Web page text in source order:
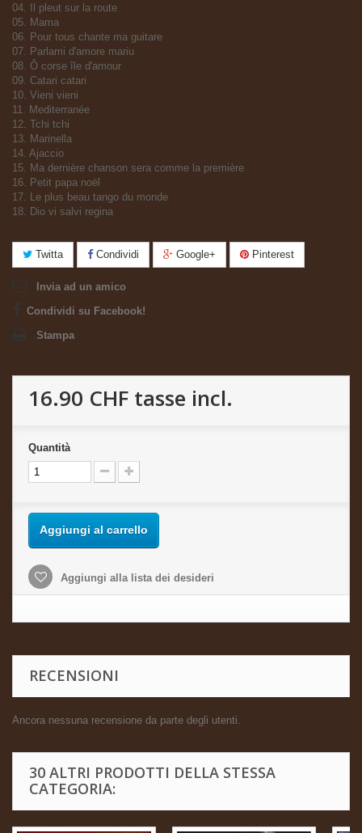
04. Il pleut sur la route
05. Mama
06. Pour tous chante ma guitare
07. Parlami d'amore mariu
08. Ô corse île d'amour
09. Catari catari
10. Vieni vieni
11. Mediterranée
12. Tchi tchi
13. Marinella
14. Ajaccio
15. Ma dernière chanson sera comme la première
16. Petit papa noël
17. Le plus beau tango du monde
18. Dio vi salvi regina
Twitta Condividi Google+ Pinterest
Invia ad un amico
Condividi su Facebook!
Stampa
16.90 CHF tasse incl.
Quantità
Aggiungi al carrello
Aggiungi alla lista dei desideri
RECENSIONI
Ancora nessuna recensione da parte degli utenti.
30 ALTRI PRODOTTI DELLA STESSA
CATEGORIA: